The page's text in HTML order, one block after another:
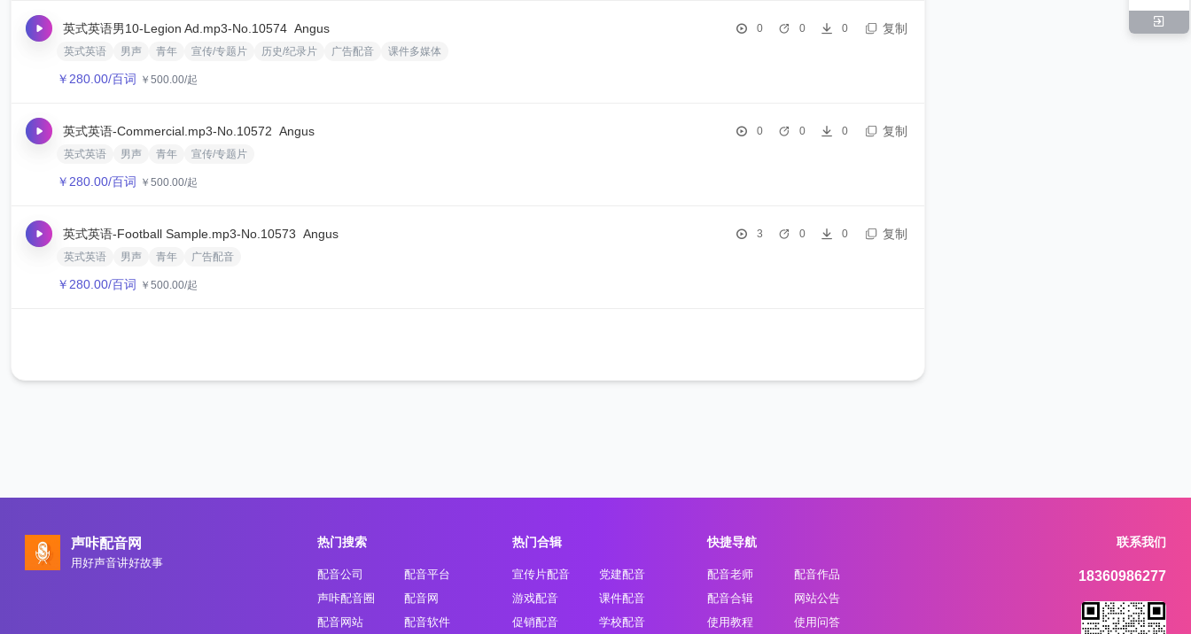
英式英语男10-Legion Ad.mp3-No.10574 Angus‌ 0 0 0 复制
英式英语 男声 青年 宣传/专题片 历史/纪录片 广告配音 课件多媒体
￥ 280.00/百词 ￥ 500.00/起
英式英语-Commercial.mp3-No.10572 Angus‌ 0 0 0 复制
英式英语 男声 青年 宣传/专题片
￥ 280.00/百词 ￥ 500.00/起
英式英语-Football Sample.mp3-No.10573 Angus‌ 3 0 0 复制
英式英语 男声 青年 广告配音
￥ 280.00/百词 ￥ 500.00/起
声咔配音网
用好声音讲好故事
热门搜索
配音公司
配音平台
声咔配音圈
配音网
配音网站
配音软件
热门合辑
宣传片配音
党建配音
游戏配音
课件配音
促销配音
学校配音
快捷导航
配音老师
配音作品
配音合辑
网站公告
使用教程
使用问答
联系我们
18360986277